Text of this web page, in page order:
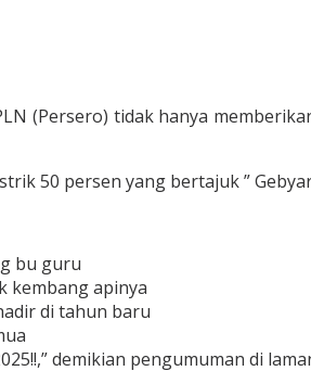
(Persero) tidak hanya
50 persen yang bertajuk ”
bu guru
kembang apinya
di tahun baru
demikian pengumuman di